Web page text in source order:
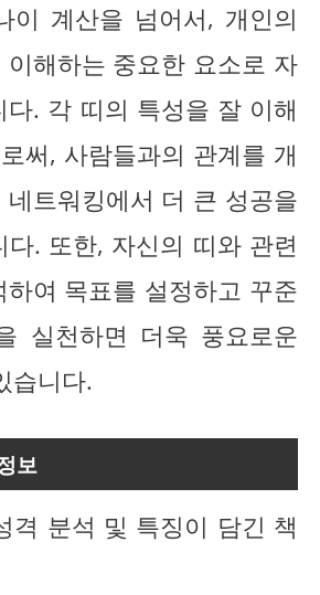
이 계산을 넘어서, 개인의
해하는 중요한 요소로 자
다. 각 띠의 특성을 잘 이해
써, 사람들과의 관계를 개
트워킹에서 더 큰 성공을
. 또한, 자신의 띠와 관련
여 목표를 설정하고 꾸준
실천하면 더욱 풍요로운
습니다.
보
격 분석 및 특징이 담긴 책